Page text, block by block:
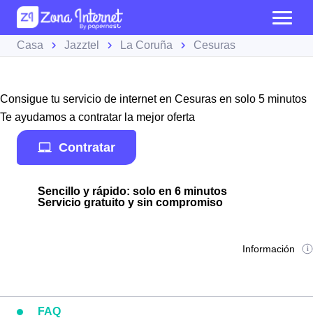
Casa Jazztel La Coruña Cesuras
Consigue tu servicio de internet en Cesuras en solo 5 minutos
Te ayudamos a contratar la mejor oferta
Contratar
Sencillo y rápido: solo en 6 minutos
Servicio gratuito y sin compromiso
Información
FAQ